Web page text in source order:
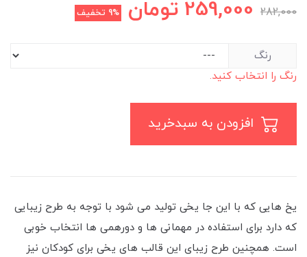
282,000
259,000 تومان 9% تخفیف
رنگ
رنگ را انتخاب کنید.
یخ هایی که با این جا یخی تولید می شود با توجه به طرح زیبایی
که دارد برای استفاده در مهمانی ها و دورهمی ها انتخاب خوبی
است. همچنین طرح زیبای این قالب های یخی برای کودکان نیز